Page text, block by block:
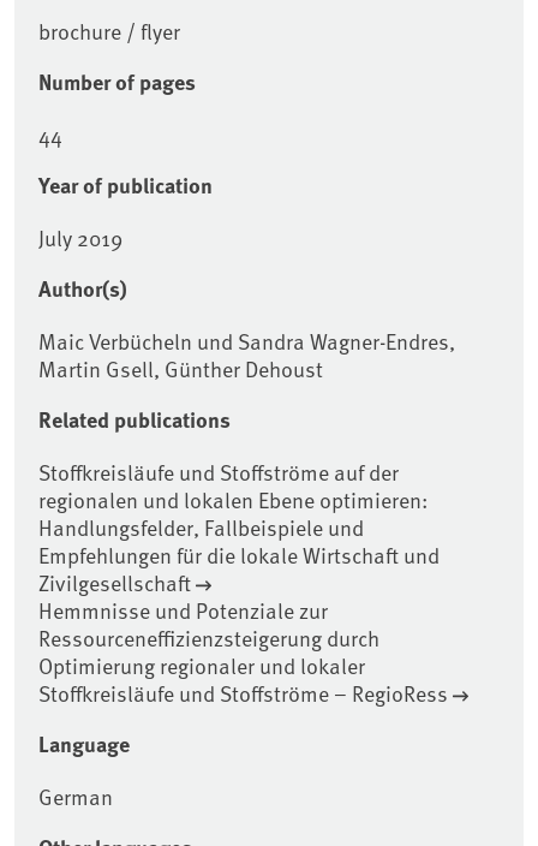
brochure / flyer
Number of pages
44
Year of publication
July 2019
Author(s)
Maic Verbücheln und Sandra Wagner-Endres,
Martin Gsell, Günther Dehoust
Related publications
Stoffkreisläufe und Stoffströme auf der
regionalen und lokalen Ebene optimieren:
Handlungsfelder, Fallbeispiele und
Empfehlungen für die lokale Wirtschaft und
Zivilgesellschaft
Hemmnisse und Potenziale zur
Ressourceneffizienzsteigerung durch
Optimierung regionaler und lokaler
Stoffkreisläufe und Stoffströme – RegioRess
Language
German